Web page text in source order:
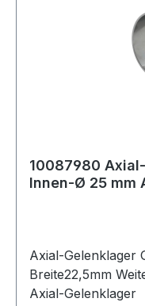
10087980
Innen-Ø 25 mm
Axial-Gelenklager
Breite22,5mm Weitere Produkte im Bereich
Axial-Gelenklager